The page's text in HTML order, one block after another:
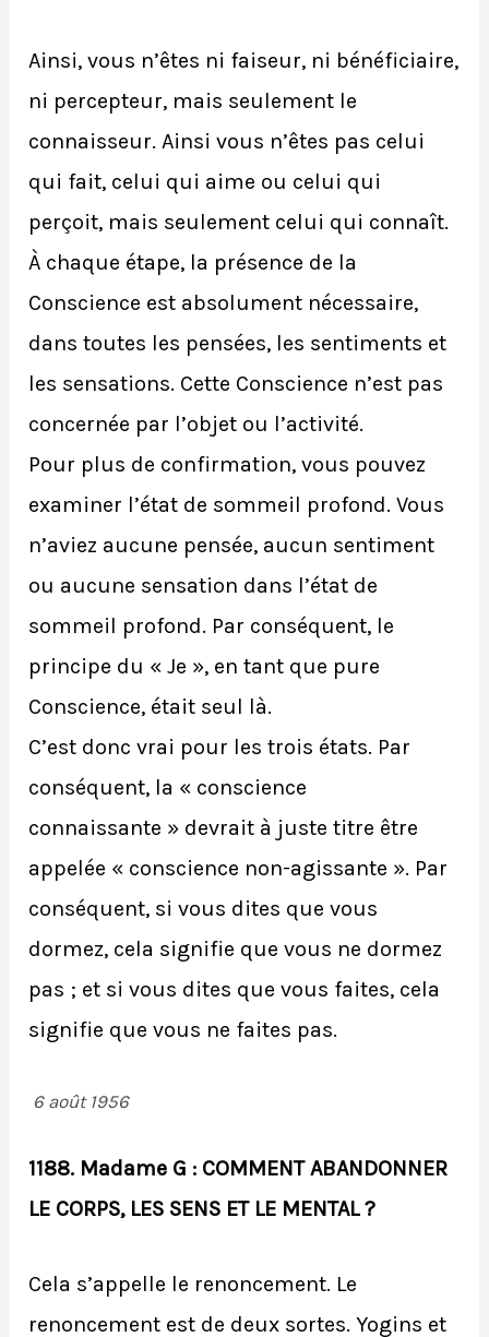
Ainsi, vous n’êtes ni faiseur, ni bénéficiaire,
ni percepteur, mais seulement le
connaisseur. Ainsi vous n’êtes pas celui
qui fait, celui qui aime ou celui qui
perçoit, mais seulement celui qui connaît.
À chaque étape, la présence de la
Conscience est absolument nécessaire,
dans toutes les pensées, les sentiments et
les sensations. Cette Conscience n’est pas
concernée par l’objet ou l’activité.
Pour plus de confirmation, vous pouvez
examiner l’état de sommeil profond. Vous
n’aviez aucune pensée, aucun sentiment
ou aucune sensation dans l’état de
sommeil profond. Par conséquent, le
principe du « Je », en tant que pure
Conscience, était seul là.
C’est donc vrai pour les trois états. Par
conséquent, la « conscience
connaissante » devrait à juste titre être
appelée « conscience non-agissante ». Par
conséquent, si vous dites que vous
dormez, cela signifie que vous ne dormez
pas ; et si vous dites que vous faites, cela
signifie que vous ne faites pas.
6 août 1956
1188. Madame G : COMMENT ABANDONNER
LE CORPS, LES SENS ET LE MENTAL ?
Cela s’appelle le renoncement. Le
renoncement est de deux sortes. Yogins et